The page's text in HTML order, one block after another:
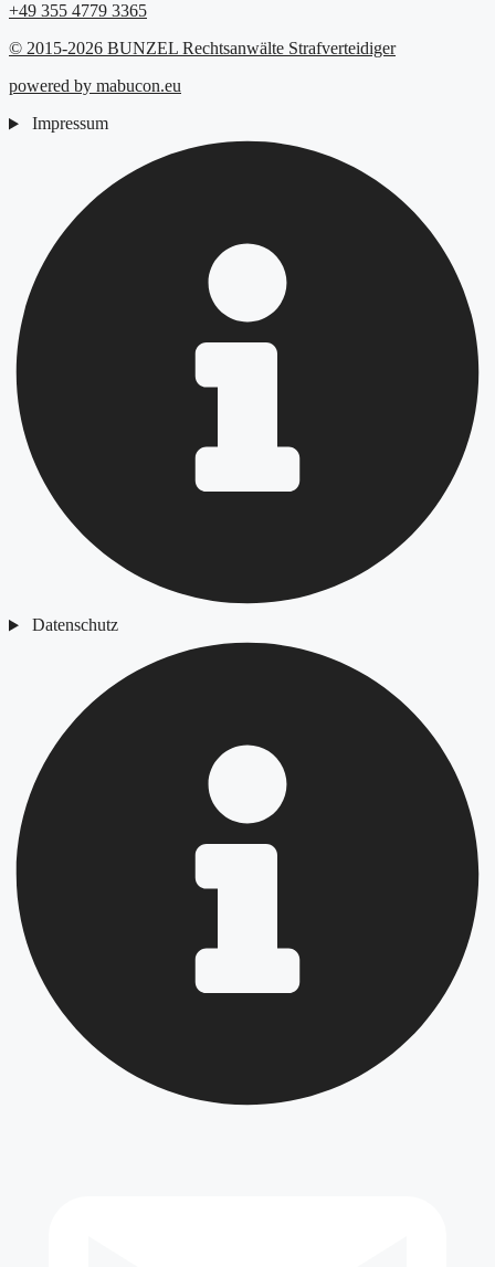
+49 355 4779 3365
© 2015-2026 BUNZEL Rechtsanwälte Strafverteidiger
powered by mabucon.eu
Impressum
Datenschutz